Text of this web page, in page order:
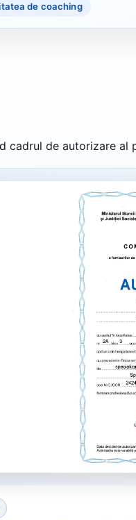
de coaching
cadrul de autorizare al